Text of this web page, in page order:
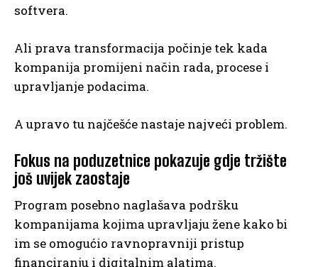
softvera.
Ali prava transformacija počinje tek kada
kompanija promijeni način rada, procese i
upravljanje podacima.
A upravo tu najčešće nastaje najveći problem.
Fokus na poduzetnice pokazuje gdje tržište
još uvijek zaostaje
Program posebno naglašava podršku
kompanijama kojima upravljaju žene kako bi
im se omogućio ravnopravniji pristup
financiranju i digitalnim alatima.